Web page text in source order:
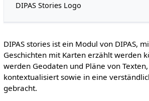
DIPAS Stories Logo
DIPAS stories ist ein Modul von DIPAS,
Geschichten mit Karten erzählt werden
werden Geodaten und Pläne von
kontextualisiert sowie in eine
gebracht.